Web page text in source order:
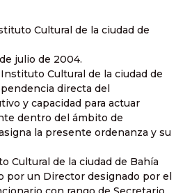
Cultural de la ciudad de
julio de 2004.
Instituto Cultural de la ciudad de
directa del
y capacidad para actuar
dentro del ámbito de
la presente ordenanza y su
Cultural de la ciudad de Bahía
por un Director designado por el